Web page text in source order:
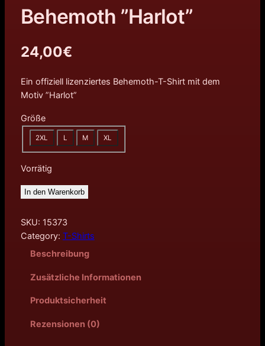
Behemoth ”Harlot”
24,00€
Ein offiziell lizenziertes Behemoth-T-Shirt mit dem
Motiv ”Harlot”
Größe
2XL L M XL
Vorrätig
In den Warenkorb
SKU: 15373
Category: T-Shirts
Beschreibung
Zusätzliche Informationen
Produktsicherheit
Rezensionen (0)